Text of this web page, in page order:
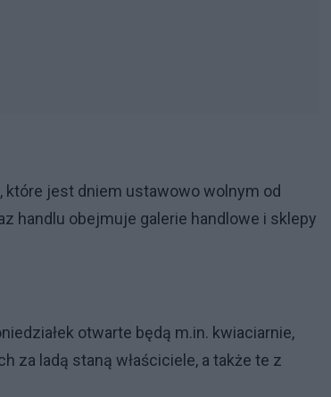
które jest dniem ustawowo wolnym od
handlu obejmuje galerie handlowe i sklepy
otwarte będą m.in. kwiaciarnie,
za ladą staną właściciele, a także te z